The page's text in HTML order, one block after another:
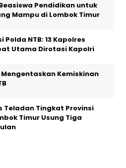
Pendidikan untuk
Mampu di Lombok Timur
NTB: 13 Kapolres
Utama Dirotasi Kapolri
Kemiskinan
Teladan Tingkat Provinsi
Timur Usung Tiga